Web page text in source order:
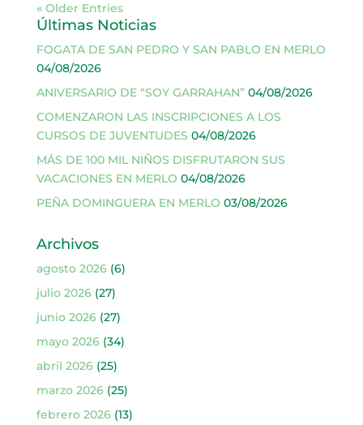
« Older Entries
Últimas Noticias
FOGATA DE SAN PEDRO Y SAN PABLO EN MERLO
04/08/2026
ANIVERSARIO DE “SOY GARRAHAN” 04/08/2026
COMENZARON LAS INSCRIPCIONES A LOS
CURSOS DE JUVENTUDES 04/08/2026
MÁS DE 100 MIL NIÑOS DISFRUTARON SUS
VACACIONES EN MERLO 04/08/2026
PEÑA DOMINGUERA EN MERLO 03/08/2026
Archivos
agosto 2026(6)
julio 2026(27)
junio 2026(27)
mayo 2026(34)
abril 2026(25)
marzo 2026(25)
febrero 2026(13)